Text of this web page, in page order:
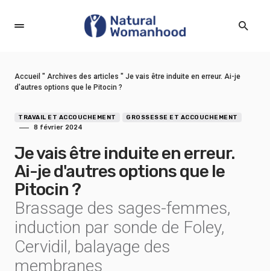
Accueil " Archives des articles " Je vais être induite en erreur. Ai-je
d'autres options que le Pitocin ?
TRAVAIL ET ACCOUCHEMENT GROSSESSE ET ACCOUCHEMENT
8 février 2024
Je vais être induite en erreur.
Ai-je d'autres options que le
Pitocin ?
Brassage des sages-femmes,
induction par sonde de Foley,
Cervidil, balayage des
membranes